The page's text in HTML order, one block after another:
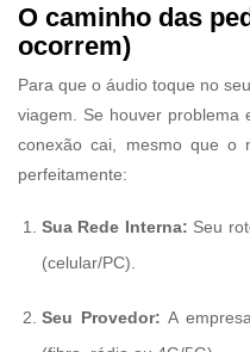
O caminho das
ocorrem)
Para que o áudio toque no
viagem. Se houver problema
conexão cai, mesmo que o
perfeitamente:
Sua Rede Interna: Seu
(celular/PC).
Seu Provedor: A